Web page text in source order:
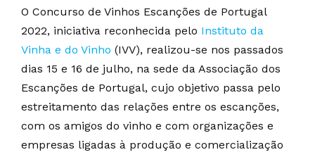
O Concurso de Vinhos Escanções de Portugal
2022, iniciativa reconhecida pelo Instituto da
Vinha e do Vinho (IVV), realizou-se nos passados
dias 15 e 16 de julho, na sede da Associação dos
Escanções de Portugal, cujo objetivo passa pelo
estreitamento das relações entre os escanções,
com os amigos do vinho e com organizações e
empresas ligadas à produção e comercialização